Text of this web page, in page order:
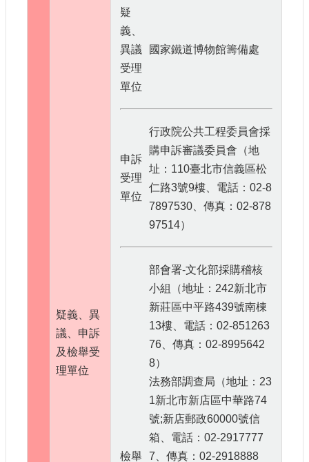
疑義、異
議、申訴
及檢舉受
理單位
疑
義、
異議
受理
單位
國家鐵道博物館籌備處
申訴
受理
單位
行政院公共工程委員會採
購申訴審議委員會（地
址：110臺北市信義區松
仁路3號9樓、電話：02-8
7897530、傳真：02-878
97514）
檢舉
部會署-文化部採購稽核
小組（地址：242新北市
新莊區中平路439號南棟
13樓、電話：02-851263
76、傳真：02-8995642
8）
法務部調查局（地址：23
1新北市新店區中華路74
號;新店郵政60000號信
箱、電話：02-2917777
7、傳真：02-2918888